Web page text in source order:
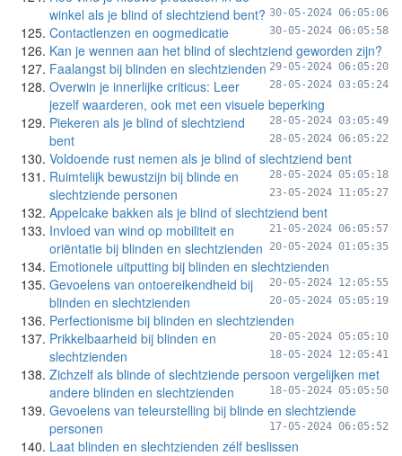
winkel als je blind of slechtziend bent? 30-05-2024 06:05:06
Contactlenzen en oogmedicatie 30-05-2024 06:05:58
Kan je wennen aan het blind of slechtziend geworden zijn?
29-05-2024 06:05:20
Faalangst bij blinden en slechtzienden
28-05-2024 03:05:24
Overwin je innerlijke criticus: Leer
jezelf waarderen, ook met een visuele beperking
28-05-2024 03:05:49
Piekeren als je blind of slechtziend
bent
28-05-2024 06:05:22
Voldoende rust nemen als je blind of slechtziend bent
28-05-2024 05:05:18
Ruimtelijk bewustzijn bij blinde en
slechtziende personen
23-05-2024 11:05:27
Appelcake bakken als je blind of slechtziend bent
21-05-2024 06:05:57
Invloed van wind op mobiliteit en
oriëntatie bij blinden en slechtzienden
20-05-2024 01:05:35
Emotionele uitputting bij blinden en slechtzienden
20-05-2024 12:05:55
Gevoelens van ontoereikendheid bij
blinden en slechtzienden
20-05-2024 05:05:19
Perfectionisme bij blinden en slechtzienden
20-05-2024 05:05:10
Prikkelbaarheid bij blinden en
slechtzienden
18-05-2024 12:05:41
Zichzelf als blinde of slechtziende persoon vergelijken met
andere blinden en slechtzienden
18-05-2024 05:05:50
Gevoelens van teleurstelling bij blinde en slechtziende
personen
17-05-2024 06:05:52
Laat blinden en slechtzienden zélf beslissen